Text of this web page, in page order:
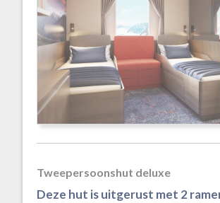
Tweepersoonshut deluxe
Deze hut is uitgerust met 2